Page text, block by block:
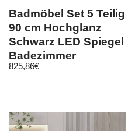
Badmöbel Set 5 Teilig
90 cm Hochglanz
Schwarz LED Spiegel
Badezimmer
Granitbecken
825,86€